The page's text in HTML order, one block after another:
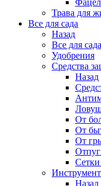
Трава для
Все для сада
Назад
Все для сада
Удобрения
Средства
Назад
От
От
От
Назад